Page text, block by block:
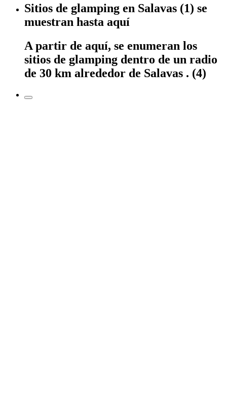
Sitios de glamping en Salavas (1) se
muestran hasta aquí
A partir de aquí, se enumeran los
sitios de glamping dentro de un radio
de 30 km alrededor de Salavas . (4)